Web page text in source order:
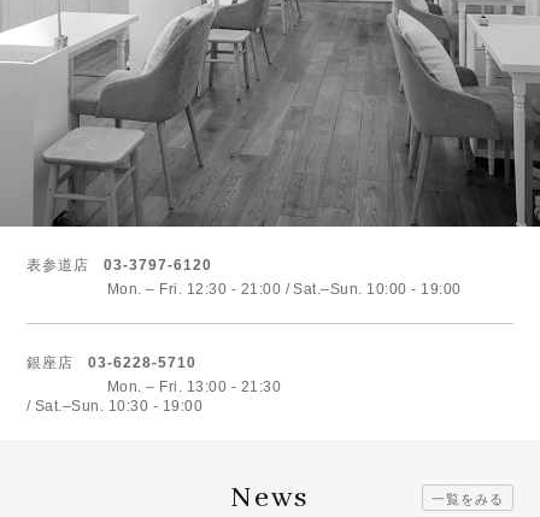
表参道店
03-3797-6120
Mon. – Fri. 12:30 - 21:00
Sat.–Sun. 10:00 - 19:00
銀座店
03-6228-5710
Mon. – Fri. 13:00 - 21:30
Sat.–Sun. 10:30 - 19:00
News 一覧をみる